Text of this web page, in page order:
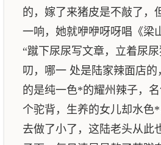
的，嫁了来猪皮是不敲了，
一响，她就咿咿呀呀唱《梁
“蹴下尿尿写文章，立着尿
叨，哪一 处是陆家辣面店
的是纯一色*的耀州辣子，
个驼背，生养的女儿却水色
去做了小了，这陆老头从此